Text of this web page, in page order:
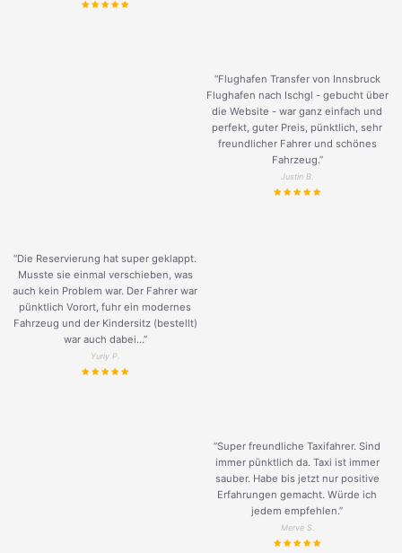
“Flughafen Transfer von Innsbruck
Flughafen nach Ischgl - gebucht über
die Website - war ganz einfach und
perfekt, guter Preis, pünktlich, sehr
freundlicher Fahrer und schönes
Fahrzeug.”
Justin B.
“Die Reservierung hat super geklappt.
Musste sie einmal verschieben, was
auch kein Problem war. Der Fahrer war
pünktlich Vorort, fuhr ein modernes
Fahrzeug und der Kindersitz (bestellt)
war auch dabei...”
Yuriy P.
“Super freundliche Taxifahrer. Sind
immer pünktlich da. Taxi ist immer
sauber. Habe bis jetzt nur positive
Erfahrungen gemacht. Würde ich
jedem empfehlen.”
Merve S.